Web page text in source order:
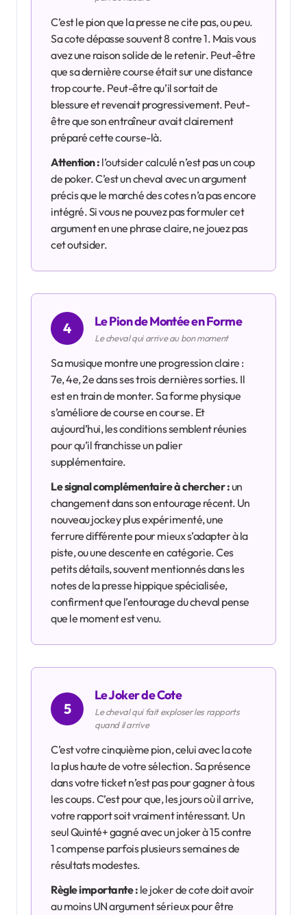
C’est le pion que la presse ne cite pas, ou peu.
Sa cote dépasse souvent 8 contre 1. Mais vous
avez une raison solide de le retenir. Peut-être
que sa dernière course était sur une distance
trop courte. Peut-être qu’il sortait de
blessure et revenait progressivement. Peut-
être que son entraîneur avait clairement
préparé cette course-là.
Attention : l’outsider calculé n’est pas un coup
de poker. C’est un cheval avec un argument
précis que le marché des cotes n’a pas encore
intégré. Si vous ne pouvez pas formuler cet
argument en une phrase claire, ne jouez pas
cet outsider.
4 Le Pion de Montée en Forme
Le cheval qui arrive au bon moment
Sa musique montre une progression claire :
7e, 4e, 2e dans ses trois dernières sorties. Il
est en train de monter. Sa forme physique
s’améliore de course en course. Et
aujourd’hui, les conditions semblent réunies
pour qu’il franchisse un palier
supplémentaire.
Le signal complémentaire à chercher :un
changement dans son entourage récent. Un
nouveau jockey plus expérimenté, une
ferrure différente pour mieux s’adapter à la
piste, ou une descente en catégorie. Ces
petits détails, souvent mentionnés dans les
notes de la presse hippique spécialisée,
confirment que l’entourage du cheval pense
que le moment est venu.
5
Le Joker de Cote
Le cheval qui fait exploser les rapports
quand il arrive
C’est votre cinquième pion, celui avec la cote
la plus haute de votre sélection. Sa présence
dans votre ticket n’est pas pour gagner à tous
les coups. C’est pour que, les jours où il arrive,
votre rapport soit vraiment intéressant. Un
seul Quinté+ gagné avec un joker à 15 contre
1 compense parfois plusieurs semaines de
résultats modestes.
Règle importante : le joker de cote doit avoir
au moins UN argument sérieux pour être